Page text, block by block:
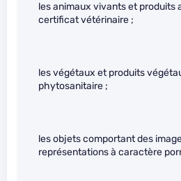
les animaux vivants et produits
certificat vétérinaire ;
les végétaux et produits
phytosanitaire ;
les objets comportant des
représentations à caractère